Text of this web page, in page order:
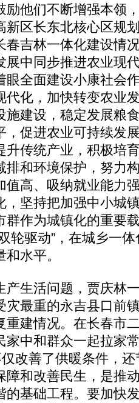
励他们不断增强本领
新区长东北核心区规
春吉林一体化建设情
展中同步推进农业现
眼全面建设小康社会
代化，加快转变农业
施建设，稳定发展粮
，促进农业可持续发
升传统产业，积极培
排和环境保护，努力
值高、吸纳就业能力
，坚持把加强中小城
群作为城镇化的重要
轮驱动”，在城乡一
水平。
生活问题，贾庆林
灾最重的永吉县口前
建情况。在长春市
家中和群众一起拉家
仅改善了供暖条件，
障和改善民生，是推
的基础工程。要加快